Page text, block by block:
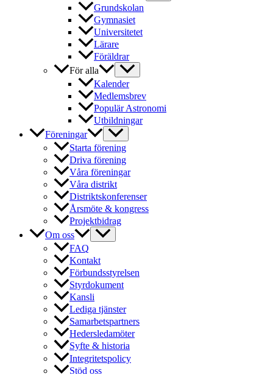
Grundskolan
Gymnasiet
Universitetet
Lärare
Föräldrar
För alla
Kalender
Medlemsbrev
Populär Astronomi
Utbildningar
Föreningar
Starta förening
Driva förening
Våra föreningar
Våra distrikt
Distriktskonferenser
Årsmöte & kongress
Projektbidrag
Om oss
FAQ
Kontakt
Förbundsstyrelsen
Styrdokument
Kansli
Lediga tjänster
Samarbetspartners
Hedersledamöter
Syfte & historia
Integritetspolicy
Stöd oss